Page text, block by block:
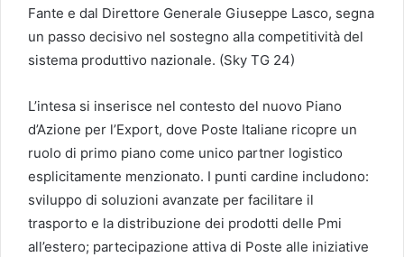
Fante e dal Direttore Generale Giuseppe Lasco, segna
un passo decisivo nel sostegno alla competitività del
sistema produttivo nazionale. (Sky TG 24)
L’intesa si inserisce nel contesto del nuovo Piano
d’Azione per l’Export, dove Poste Italiane ricopre un
ruolo di primo piano come unico partner logistico
esplicitamente menzionato. I punti cardine includono:
sviluppo di soluzioni avanzate per facilitare il
trasporto e la distribuzione dei prodotti delle Pmi
all’estero; partecipazione attiva di Poste alle iniziative